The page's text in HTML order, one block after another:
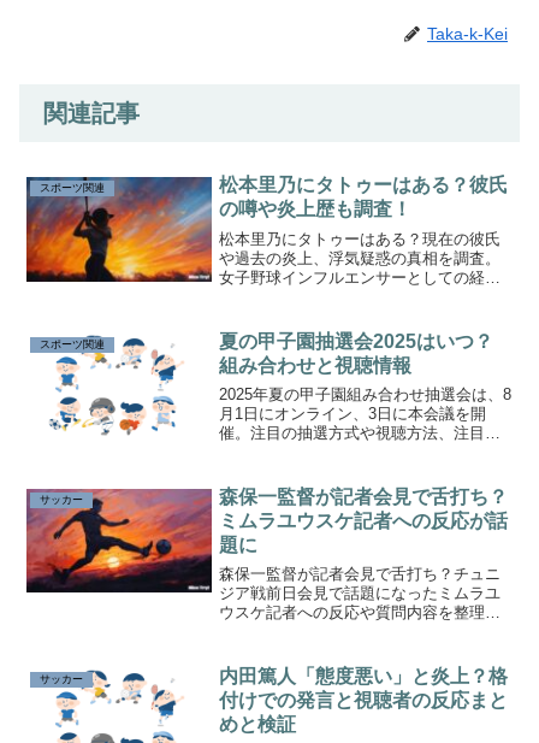
Taka-k-Kei
関連記事
スポーツ関連
松本里乃にタトゥーはある？彼氏
の噂や炎上歴も調査！
松本里乃にタトゥーはある？現在の彼氏
や過去の炎上、浮気疑惑の真相を調査。
女子野球インフルエンサーとしての経歴
スポーツ関連
夏の甲子園抽選会2025はいつ？
組み合わせと視聴情報
2025年夏の甲子園組み合わせ抽選会は、8
月1日にオンライン、3日に本会議を開
催。注目の抽選方式や視聴方法、注目校
サッカー
森保一監督が記者会見で舌打ち？
ミムラユウスケ記者への反応が話
題に
森保一監督が記者会見で舌打ち？チュニ
ジア戦前日会見で話題になったミムラユ
ウスケ記者への反応や質問内容を整理し
サッカー
内田篤人「態度悪い」と炎上？格
付けでの発言と視聴者の反応まと
めと検証